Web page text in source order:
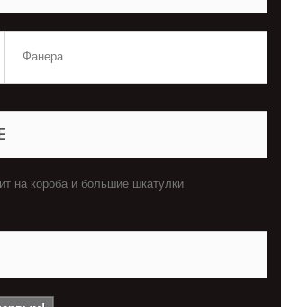
Фанера
на короба и большие шкатулки